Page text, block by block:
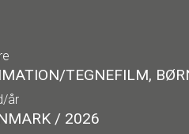
TEGNEFILM,
år
/ 2026